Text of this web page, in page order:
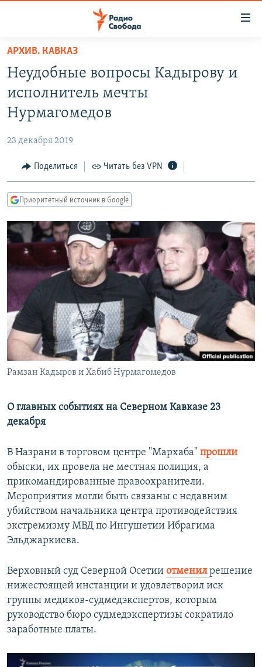
упрощенного
доступа
основному
Вернутся
Вернутся
поиску
ПРОГРАММЫ
ПОДКАСТЫ
АВТОРСКИЕ ПРОЕКТЫ
МНЕНИЯ
КУЛЬТУРА
КАВКАЗ.РЕАЛИИ
СЕВЕР.РЕАЛИИ
СИБИРЬ.РЕАЛИИ
РАСПИСАНИЕ ВЕЩАНИЯ
ПОДПИШИТЕСЬ НА РАССЫЛКУ
СОЦИАЛЬНЫЕ СЕТИ
Все сайты РСЕ/РС
АРХИВ. КАВКАЗ
Неудобные вопросы Кадырову и
исполнитель мечты
Нурмагомедов
23 декабря 2019
Поделиться Читать без VPN
Приоритетный источник в Google
Рамзан Кадыров и Хабиб Нурмагомедов
О главных событиях на Северном Кавказе 23
декабря
В Назрани в торговом центре "Мархаба" прошли
обыски, их провела не местная полиция, а
прикомандированные правоохранители.
Мероприятия могли быть связаны с недавним
убийством начальника центра противодействия
экстремизму МВД по Ингушетии Ибрагима
Эльджаркиева.
Верховный суд Северной Осетии отменилрешение
нижестоящей инстанции и удовлетворил иск
группы медиков-судмедэкспертов, которым
руководство бюро судмедэкспертизы сократило
заработные платы.